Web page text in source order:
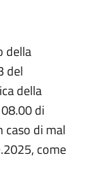
della
del
della
di
caso di mal
come